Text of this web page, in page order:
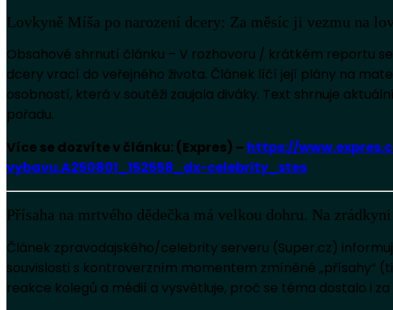
Lovkyně Míša po narození dcery: Za měsíc ji vezmu na
Obsahové shrnutí článku – V rozhovoru / krátkém reportu
dcery vrací do veřejného života. Článek líčí její plány na
osobností, která v soutěži zaujala diváky. Text shrnuje
pořadu.
Více se dozvíte v článku: (Expres) – https://
vybavu.A250801_152558_dx-celebrity_stes
Přísaha na mrtvého dědečka má velkou dohru. Na
Článek zpravodajského/celebrity serveru (Super.cz)
souvislosti s kontroverzním momentem zmíněné „přísahy“
reakce kolegů a médií a vysvětluje, proč se téma dostalo i